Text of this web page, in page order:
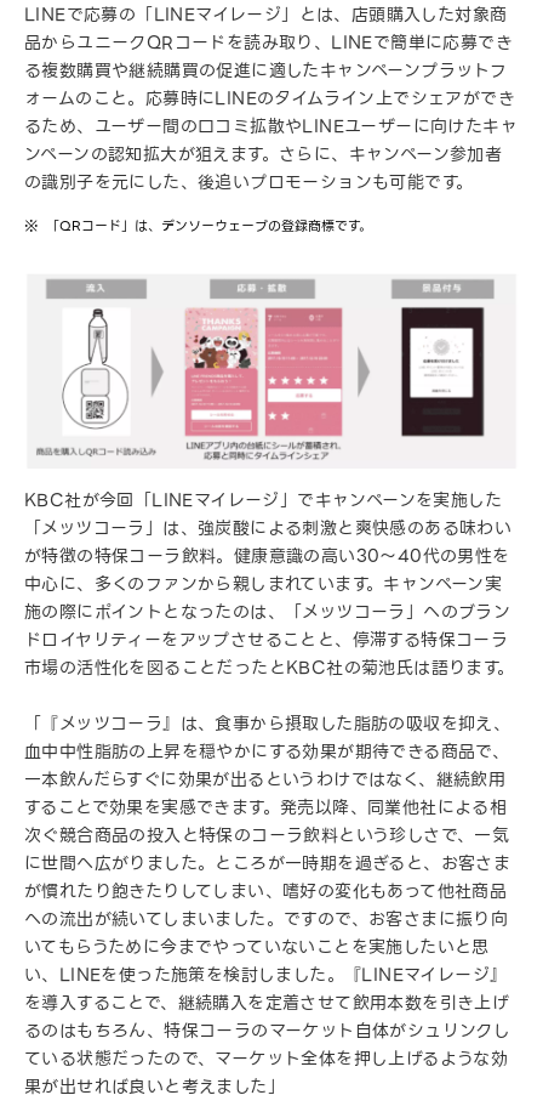
LINEで応募の「LINEマイレージ」とは、店頭購入した対象商
品からユニークQRコードを読み取り、LINEで簡単に応募でき
る複数購買や継続購買の促進に適したキャンペーンプラットフ
ォームのこと。応募時にLINEのタイムライン上でシェアができ
るため、ユーザー間の口コミ拡散やLINEユーザーに向けたキャ
ンペーンの認知拡大が狙えます。さらに、キャンペーン参加者
の識別子を元にした、後追いプロモーションも可能です。
「QRコード」は、デンソーウェーブの登録商標です。
KBC社が今回「LINEマイレージ」でキャンペーンを実施した
「メッツコーラ」は、強炭酸による刺激と爽快感のある味わい
が特徴の特保コーラ飲料。健康意識の高い30～40代の男性を
中心に、多くのファンから親しまれています。キャンペーン実
施の際にポイントとなったのは、「メッツコーラ」へのブラン
ドロイヤリティーをアップさせることと、停滞する特保コーラ
市場の活性化を図ることだったとKBC社の菊池氏は語ります。
「『メッツコーラ』は、食事から摂取した脂肪の吸収を抑え、
血中中性脂肪の上昇を穏やかにする効果が期待できる商品で、
一本飲んだらすぐに効果が出るというわけではなく、継続飲用
することで効果を実感できます。発売以降、同業他社による相
次ぐ競合商品の投入と特保のコーラ飲料という珍しさで、一気
に世間へ広がりました。ところが一時期を過ぎると、お客さま
が慣れたり飽きたりしてしまい、嗜好の変化もあって他社商品
への流出が続いてしまいました。ですので、お客さまに振り向
いてもらうために今までやっていないことを実施したいと思
い、LINEを使った施策を検討しました。『LINEマイレージ』
を導入することで、継続購入を定着させて飲用本数を引き上げ
るのはもちろん、特保コーラのマーケット自体がシュリンクし
ている状態だったので、マーケット全体を押し上げるような効
果が出せれば良いと考えました」